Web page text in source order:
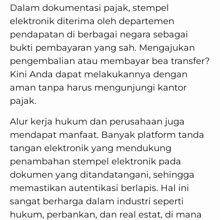
Dalam dokumentasi pajak, stempel
elektronik diterima oleh departemen
pendapatan di berbagai negara sebagai
bukti pembayaran yang sah. Mengajukan
pengembalian atau membayar bea transfer?
Kini Anda dapat melakukannya dengan
aman tanpa harus mengunjungi kantor
pajak.
Alur kerja hukum dan perusahaan juga
mendapat manfaat. Banyak platform tanda
tangan elektronik yang mendukung
penambahan stempel elektronik pada
dokumen yang ditandatangani, sehingga
memastikan autentikasi berlapis. Hal ini
sangat berharga dalam industri seperti
hukum, perbankan, dan real estat, di mana